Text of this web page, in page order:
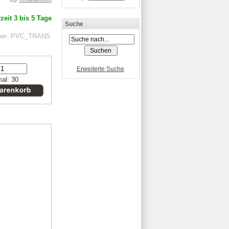
3 bis 5 Tage
PVC_TRANS
30
Suche
Erweiterte Suche